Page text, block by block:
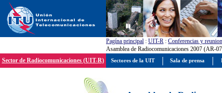
Pagína principal : UIT-R : Conferencias y
Asamblea de Radiocomunicaciones 2007 (AR-
Sector de Radiocomunicaciones (UIT-R)
Sectores de la UIT Sala de prensa